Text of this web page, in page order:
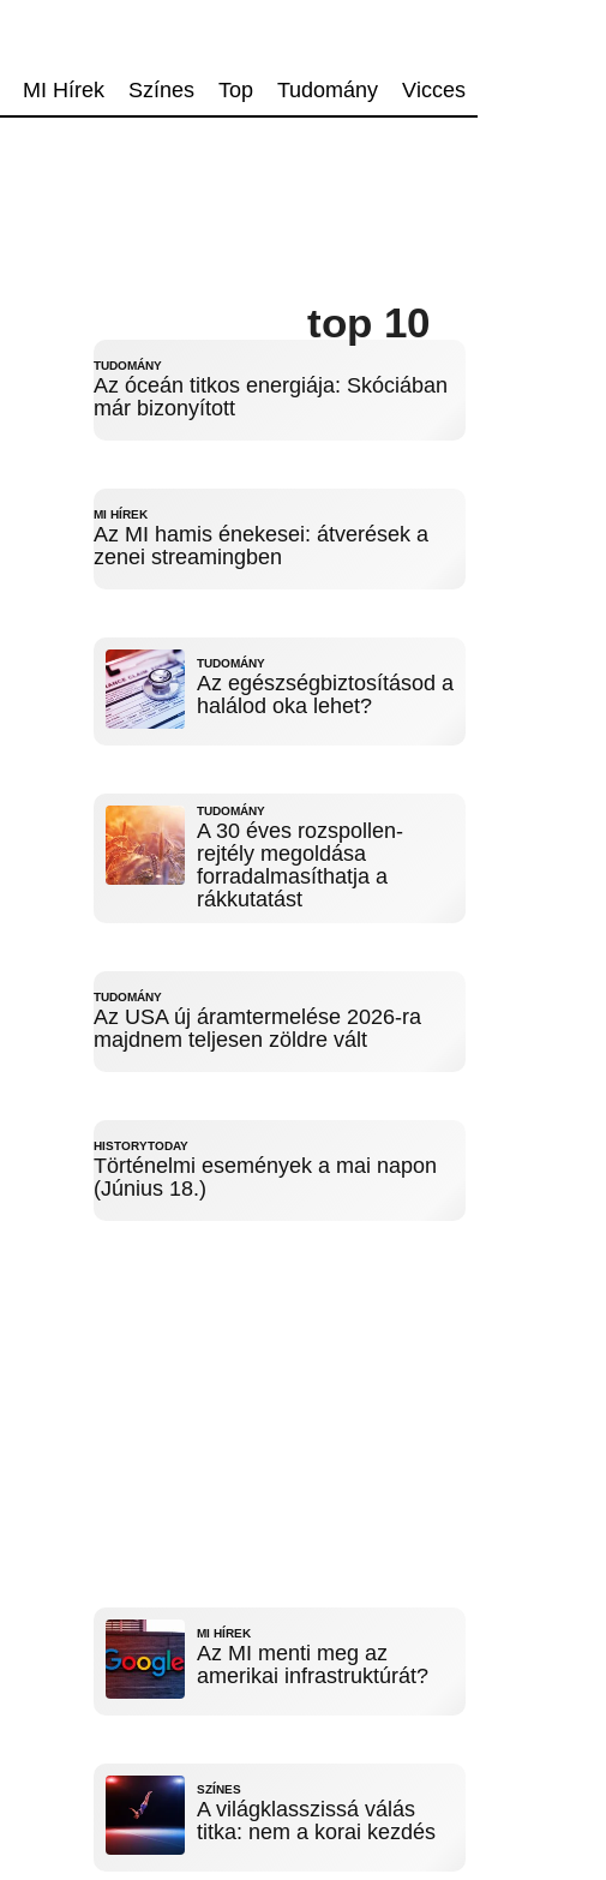
MI Hírek Színes Top Tudomány Vicces
top 10
TUDOMÁNY
Az óceán titkos energiája: Skóciában
már bizonyított
MI HÍREK
Az MI hamis énekesei: átverések a
zenei streamingben
TUDOMÁNY
Az egészségbiztosításod a
halálod oka lehet?
TUDOMÁNY
A 30 éves rozspollen-
rejtély megoldása
forradalmasíthatja a
rákkutatást
TUDOMÁNY
Az USA új áramtermelése 2026-ra
majdnem teljesen zöldre vált
HISTORYTODAY
Történelmi események a mai napon
(Június 18.)
MI HÍREK
Az MI menti meg az
amerikai infrastruktúrát?
SZÍNES
A világklasszissá válás
titka: nem a korai kezdés